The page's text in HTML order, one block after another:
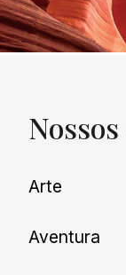
Nossos
Arte
Aventura